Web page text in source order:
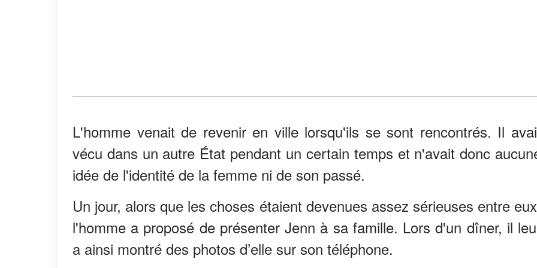
L'homme venait de revenir en ville lorsqu'ils se sont rencontrés. Il
vécu dans un autre État pendant un certain temps et n'avait donc
idée de l'identité de la femme ni de son passé.
Un jour, alors que les choses étaient devenues assez sérieuses entre
l'homme a proposé de présenter Jenn à sa famille. Lors d'un dîner, il
a ainsi montré des photos d’elle sur son téléphone.